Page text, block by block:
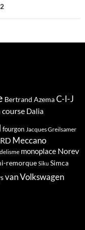
Bertrand AzemaC-I-J
course Dalia
fourgon Jacques Greilsamer
Meccano
monoplace Norev
remorque Siku Simca
vanVolkswagen